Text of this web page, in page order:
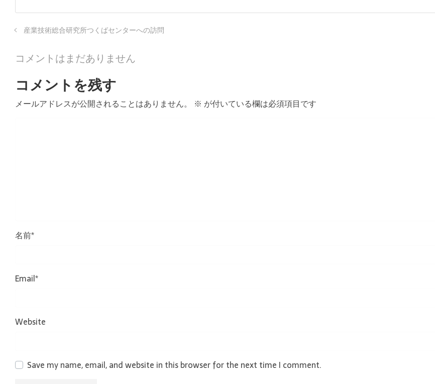
産業技術総合研究所つくばセンターへの訪問
コメントはまだありません
コメントを残す
メールアドレスが公開されることはありません。 ※ が付いている欄は必須項目です
名前*
Email*
Website
Save my name, email, and website in this browser for the next time I comment.